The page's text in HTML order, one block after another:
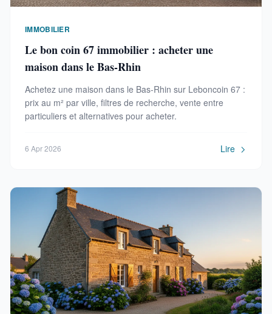
IMMOBILIER
Le bon coin 67 immobilier : acheter une
maison dans le Bas-Rhin
Achetez une maison dans le Bas-Rhin sur Leboncoin 67 :
prix au m² par ville, filtres de recherche, vente entre
particuliers et alternatives pour acheter.
6 Apr 2026 Lire